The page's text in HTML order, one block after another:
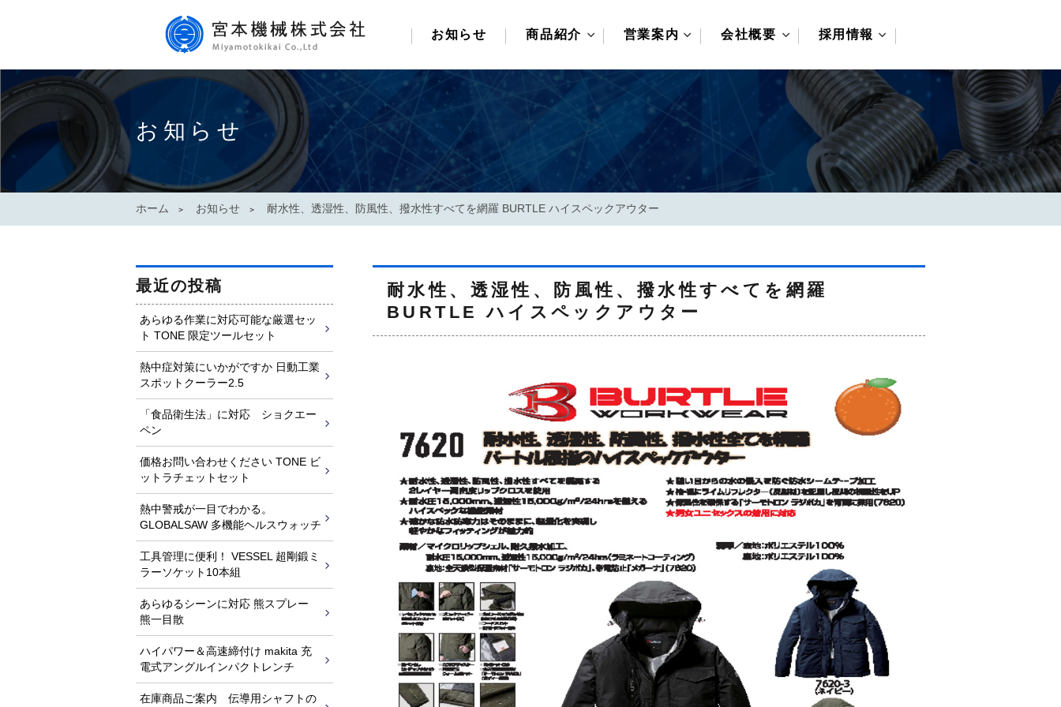
お知らせ 商品紹介
ビートポット苗吊り機
ビート培土機
在庫商品について
営業案内
取扱いカテゴリ
取扱いメーカー
変・減速機/伝道機器
自動化・制御機器
工作機械
油空圧機器
環境・改善機器
冷暖・空調
バルブ・配管資材
作業工具・電動工具
ボルト・ねじ
溶断ガス
会社概要
営業所について
採用情報
先輩の声
募集要項
申込みフォーム
お知らせ
ホーム お知らせ 耐水性、透湿性、防風性、撥水性すべてを網羅 BURTLE ハイスペックアウター
耐水性、透湿性、防風性、撥水性すべてを網羅
BURTLE ハイスペックアウター
最近の投稿
あらゆる作業に対応可能な厳選セッ
ト TONE 限定ツールセット
熱中症対策にいかがですか 日動工業
スポットクーラー2.5
「食品衛生法」に対応 ショクエー
ペン
価格お問い合わせください TONE ビ
ットラチェットセット
熱中警戒が一目でわかる。
GLOBALSAW 多機能ヘルスウォッチ
工具管理に便利！ VESSEL 超剛鍛ミ
ラーソケット10本組
あらゆるシーンに対応 熊スプレー
熊一目散
ハイパワー＆高速締付け makita 充
電式アングルインパクトレンチ
在庫商品ご案内 伝導用シャフトの